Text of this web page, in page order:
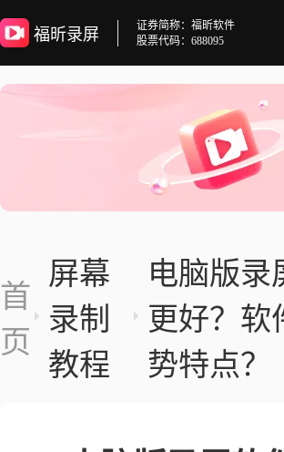
福昕录屏
证券简称：福昕软件
股票代码：688095
首
页
屏幕
录制
教程
电脑版录
更好？软
势特点？